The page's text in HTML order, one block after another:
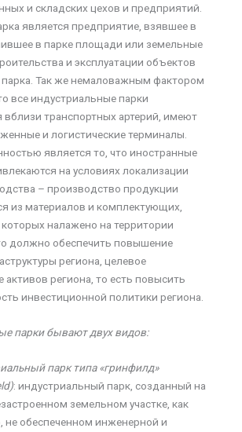
и складских цехов и предприятий.
является предприятие, взявшее в
в парке площади или земельные
и эксплуатации объектов
парка. Так же немаловажным фактором
все индустриальные парки
вблизи транспортных артерий, имеют
и логистические терминалы.
является то, что иностранные
на условиях локализации
– производство продукции
из материалов и комплектующих,
налажено на территории
должно обеспечить повышение
региона, целевое
активов региона, то есть повысить
инвестиционной политики региона.
парки бывают двух видов:
парк типа «гринфилд»
: индустриальный парк, созданный на
земельном участке, как
не обеспеченном инженерной и